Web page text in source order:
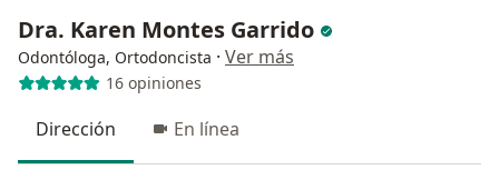
Dra. Karen Montes Garrido
Odontóloga, Ortodoncista · Ver más
16 opiniones
Dirección En línea